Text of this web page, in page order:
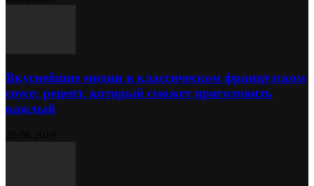
Вкуснейшие мидии в классическом французском
соусе: рецепт, который сможет приготовить
каждый